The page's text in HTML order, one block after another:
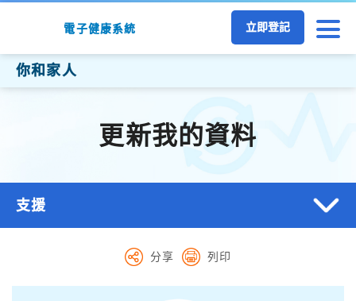
電子健康系統 立即登記
你和家人
更新我的資料
支援
分享 列印